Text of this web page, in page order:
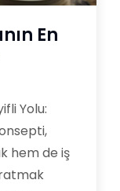
En
Yolu:
hem de iş